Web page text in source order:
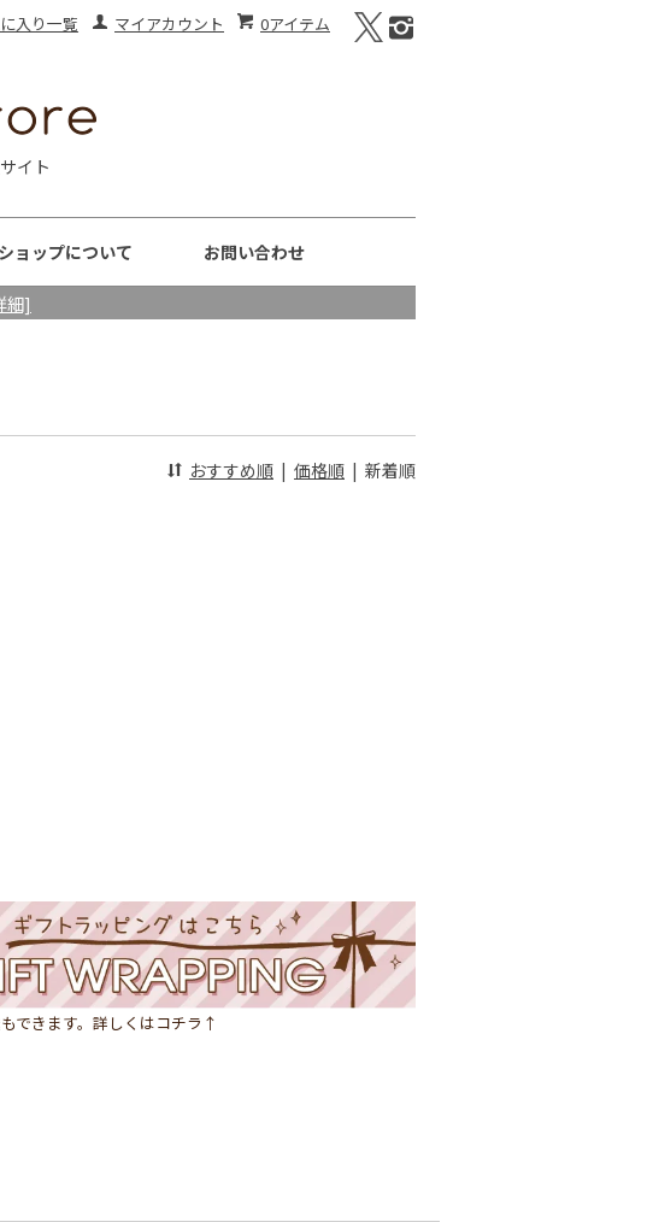
0アイテム
マイアカウント
入り一覧
イト
ョップについて お問い合わせ
細]
おすすめ順 | 価格順 | 新着順
できます。詳しくはコチラ↑